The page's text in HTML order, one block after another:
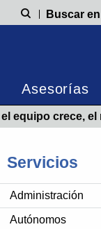
Búsqueda
Asesorías
crece, el negocio
Servicios
Administración
Autónomos